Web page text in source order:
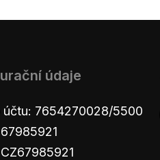
údaje
účtu: 7654270028/5500